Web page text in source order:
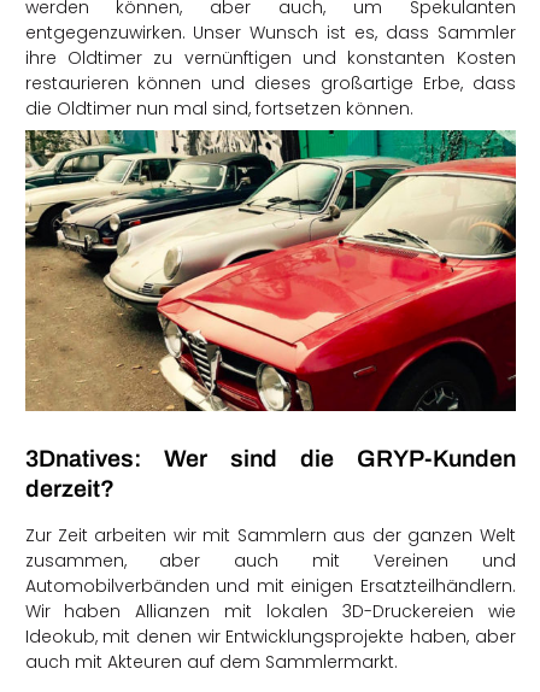
werden können, aber auch, um Spekulanten
entgegenzuwirken. Unser Wunsch ist es, dass Sammler
ihre Oldtimer zu vernünftigen und konstanten Kosten
restaurieren können und dieses großartige Erbe, dass
die Oldtimer nun mal sind, fortsetzen können.
3Dnatives: Wer sind die GRYP-Kunden
derzeit?
Zur Zeit arbeiten wir mit Sammlern aus der ganzen Welt
zusammen, aber auch mit Vereinen und
Automobilverbänden und mit einigen Ersatzteilhändlern.
Wir haben Allianzen mit lokalen 3D-Druckereien wie
Ideokub, mit denen wir Entwicklungsprojekte haben, aber
auch mit Akteuren auf dem Sammlermarkt.